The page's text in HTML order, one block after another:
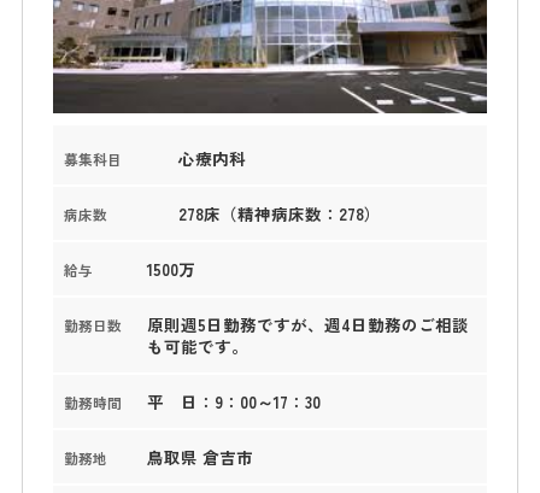
募集科目 心療内科
病床数 278床（精神病床数：278）
給与 1500万
勤務日数
原則週5日勤務ですが、週4日勤務のご相談
も可能です。
勤務時間 平 日：9：00～17：30
勤務地 鳥取県 倉吉市